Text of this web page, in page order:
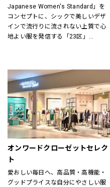
Japanese Women's Standard」を
コンセプトに、シックで美しいデザ
インで流行りに流されない上質で心
地よい服を発信する「23区」
進化し続ける伝統を原点に、常に時
代性にマッチした「ネクスト・トラ
ッド」のライフスタイルを提案する
「J.PRESS」
公式オンラインストア「ONWARD
CROSSET」でお選びいただいた商品
を取り寄せて、店舗にてご試着、ご
購入いただける「クリック&トライ」
オンワードクローゼットセレク
ト
愛おしい毎日へ、高品質・高機能・
グッドプライスな自分にやさしい服